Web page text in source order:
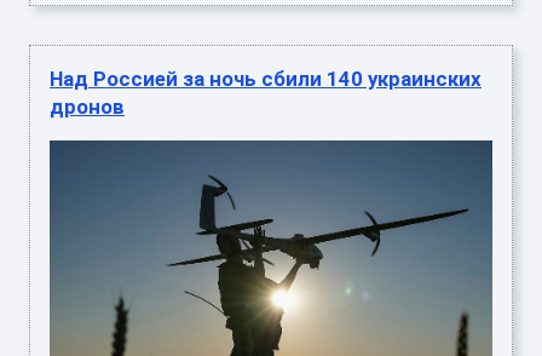
Над Россией за ночь сбили 140 украинских
дронов